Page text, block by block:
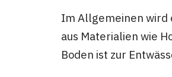
Im Allgemeinen wird
aus Materialien wie
Boden ist zur